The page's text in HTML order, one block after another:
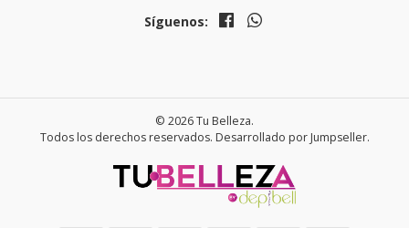
Síguenos:
© 2026 Tu Belleza.
Todos los derechos reservados. Desarrollado por Jumpseller.